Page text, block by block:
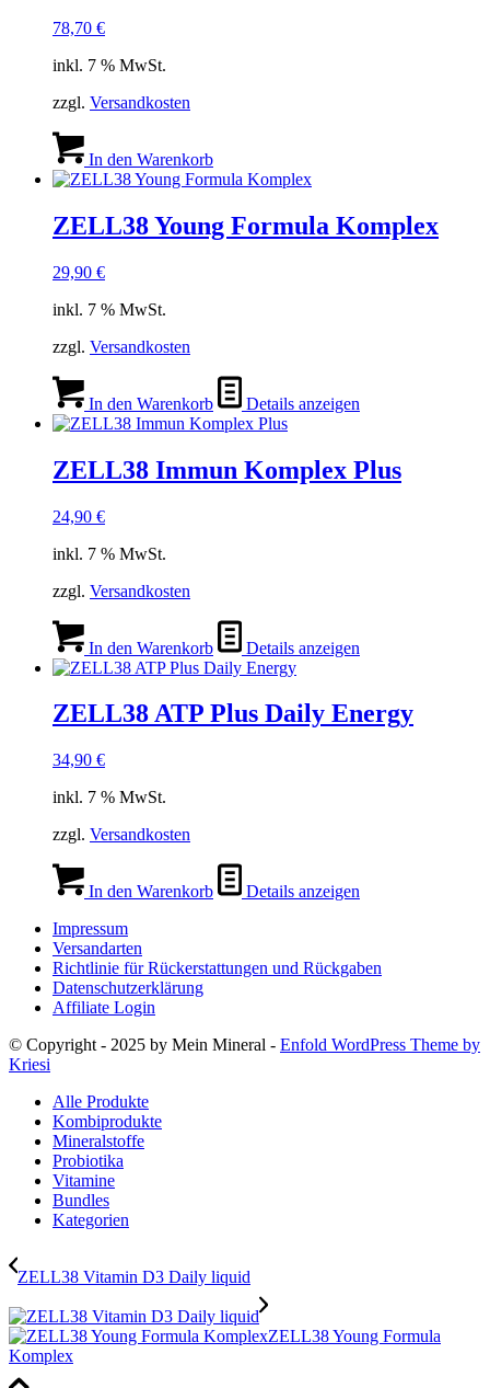
78,70 €
inkl. 7 % MwSt.
zzgl. Versandkosten
In den Warenkorb
ZELL38 Young Formula Komplex
29,90 €
inkl. 7 % MwSt.
zzgl. Versandkosten
In den Warenkorb Details anzeigen
ZELL38 Immun Komplex Plus
24,90 €
inkl. 7 % MwSt.
zzgl. Versandkosten
In den Warenkorb Details anzeigen
ZELL38 ATP Plus Daily Energy
34,90 €
inkl. 7 % MwSt.
zzgl. Versandkosten
In den Warenkorb
Details anzeigen
Impressum
Versandarten
Richtlinie für Rückerstattungen und Rückgaben
Datenschutzerklärung
Affiliate Login
© Copyright - 2025 by Mein Mineral - Enfold WordPress Theme by
Kriesi
Alle Produkte
Kombiprodukte
Mineralstoffe
Probiotika
Vitamine
Bundles
Kategorien
ZELL38 Vitamin D3 Daily liquid
ZELL38 Young Formula
Komplex